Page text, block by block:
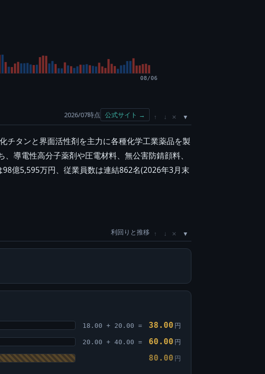
08/06
2026/07時点 公式サイト → ↑ ↓ ×
チタンと界面活性剤を主力に各種化学工業薬品を製
導電性高分子薬剤や圧電材料、無公害防錆顔料、
億5,595万円、従業員数は連結862名(2026年3月末
利回りと推移 ↑ ↓ ×
18.00 + 20.00 = 38.00 円
20.00 + 40.00 = 60.00 円
80.00 円